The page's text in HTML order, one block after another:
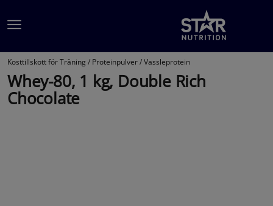
Kosttillskott för Träning / Proteinpulver /Vassleprotein
Whey-80, 1 kg, Double Rich
Chocolate